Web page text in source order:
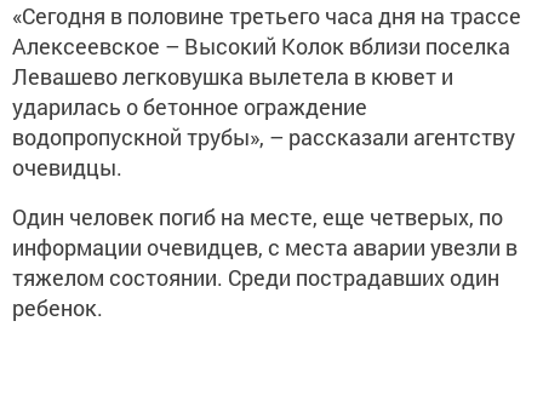
«Сегодня в половине третьего часа дня на трассе
Алексеевское – Высокий Колок вблизи поселка
Левашево легковушка вылетела в кювет и
ударилась о бетонное ограждение
водопропускной трубы», – рассказали агентству
очевидцы.
Один человек погиб на месте, еще четверых, по
информации очевидцев, с места аварии увезли в
тяжелом состоянии. Среди пострадавших один
ребенок.